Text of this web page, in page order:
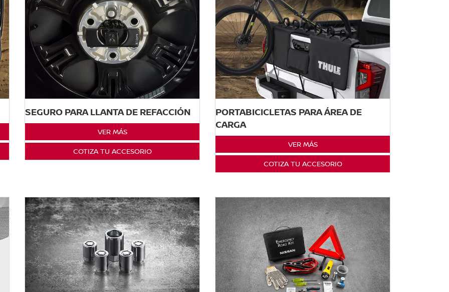
SEGURO PARA LLANTA DE REFACCIÓN
VER MÁS
COTIZA TU ACCESORIO
PORTABICICLETAS PARA ÁREA DE
CARGA
VER MÁS
COTIZA TU ACCESORIO